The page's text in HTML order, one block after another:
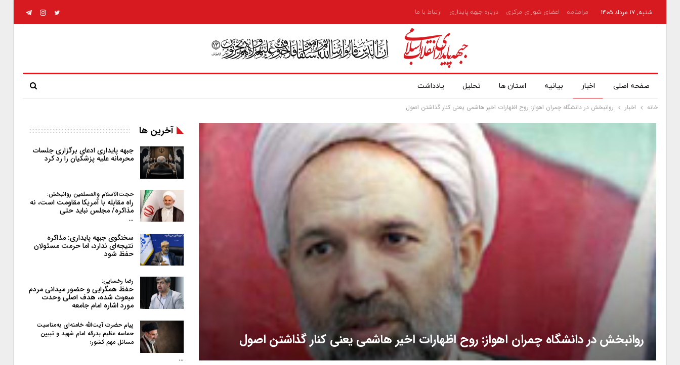
شنبه, ۱۷ مرداد ۱۴۰۵ مرامنامه اعضای شورای مرکزی درباره جبهه پایداری ارتباط با ما
صفحه اصلی اخبار بیانیه استان ها تحلیل یادداشت
خانه اخبار روانبخش در دانشگاه چمران اهواز: روح اظهارات اخیر هاشمی یعنی کنار گذاشتن اصول
روانبخش در دانشگاه چمران اهواز: روح اظهارات اخیر هاشمی یعنی کنار گذاشتن اصول
آخرین ها
جبهه پایداری ادعای برگزاری جلسات
محرمانه علیه پزشکیان را رد کرد
حجت‌الاسلام والمسلمین روانبخش:
راه مقابله با آمریکا مقاومت است، نه
مذاکره/ مجلس نباید حتی
…
سخنگوی جبهه پایداری: مذاکره
نتیجه‌ای ندارد، اما حرمت مسئولان
حفظ شود
رضا رخسایی:
حفظ همگرایی و حضور میدانی مردم
مبعوث شده، هدف اصلی وحدت
مورد اشاره امام جامعه
پیام حضرت آیت‌الله خامنه‌ای به‌مناسبت
حماسه عظیم بدرقه امام شهید و تبیین
مسائل مهم کشور؛
…